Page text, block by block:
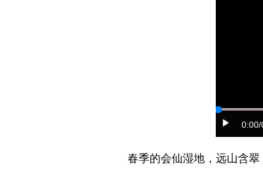
0:00/
春季的会仙湿地，远山含翠